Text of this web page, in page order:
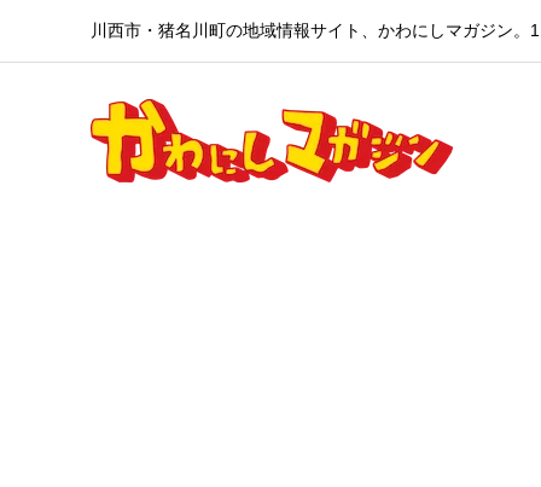
川西市・猪名川町の地域情報サイト、かわにしマガジン。